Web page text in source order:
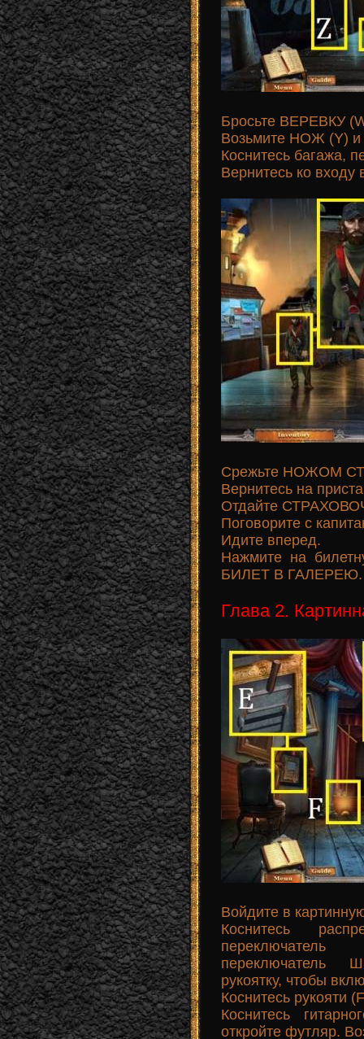
Бросьте ВЕРЕВКУ
Возьмите НОЖ (Y)
Коснитесь
Вернитесь ко входу
Срежьте НОЖОМ
Вернитесь на
Отдайте
Поговорите с
Идите вперед.
Нажмите на
БИЛЕТ В ГАЛЕРЕЮ.
Глава 2.
Войдите в
Коснитесь
переключатель
рукоятку, чтобы
Коснитесь рукояти
Коснитесь
откройте футляр.